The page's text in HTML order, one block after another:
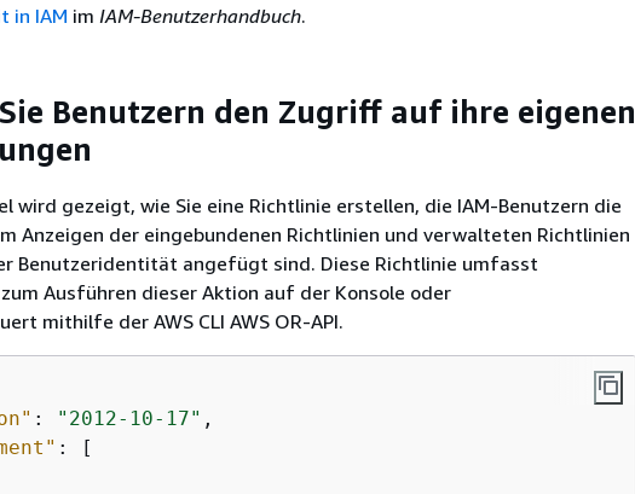
in IAM im IAM-Benutzerhandbuch.
Benutzern den Zugriff auf ihre eigenen
wird gezeigt, wie Sie eine Richtlinie erstellen, die IAM-Benutzern die
Anzeigen der eingebundenen Richtlinien und verwalteten Richtlinien
Benutzeridentität angefügt sind. Diese Richtlinie umfasst
Ausführen dieser Aktion auf der Konsole oder
mithilfe der AWS CLI AWS OR-API.
: "2012-10-17" ,
: [